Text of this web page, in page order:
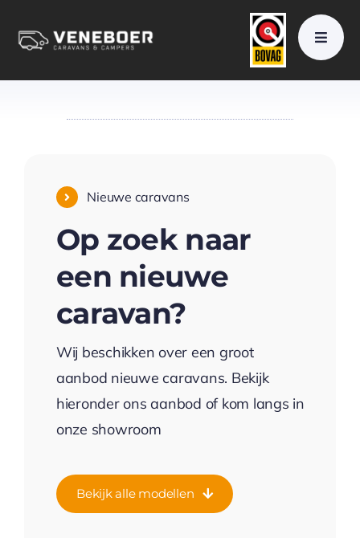
Nieuwe caravans
Op zoek naar
een nieuwe
caravan?
Wij beschikken over een groot
aanbod nieuwe caravans. Bekijk
hieronder ons aanbod of kom langs in
onze showroom
Bekijk alle modellen